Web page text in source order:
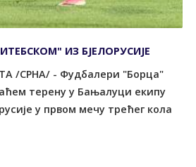
ИЗ БЈЕЛОРУСИЈЕ
/СРНА/ - Фудбалери "Борца"
терену у Бањалуци екипу
у првом мечу трећег кола